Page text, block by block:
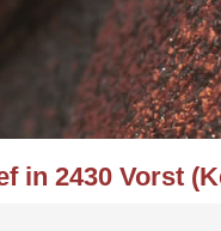
in 2430 Vorst